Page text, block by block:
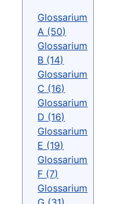
Glossarium
A (50)
Glossarium
B (14)
Glossarium
C (16)
Glossarium
D (16)
Glossarium
E (19)
Glossarium
F (7)
Glossarium